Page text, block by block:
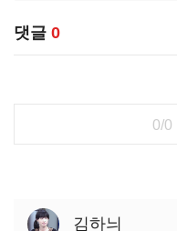
댓글 0
0/0
김하늬